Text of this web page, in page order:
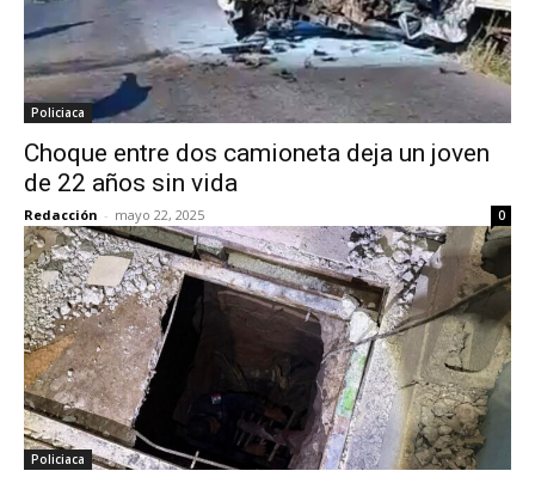
Policiaca
Choque entre dos camioneta deja un joven
de 22 años sin vida
Redacción - mayo 22, 2025 0
Policiaca